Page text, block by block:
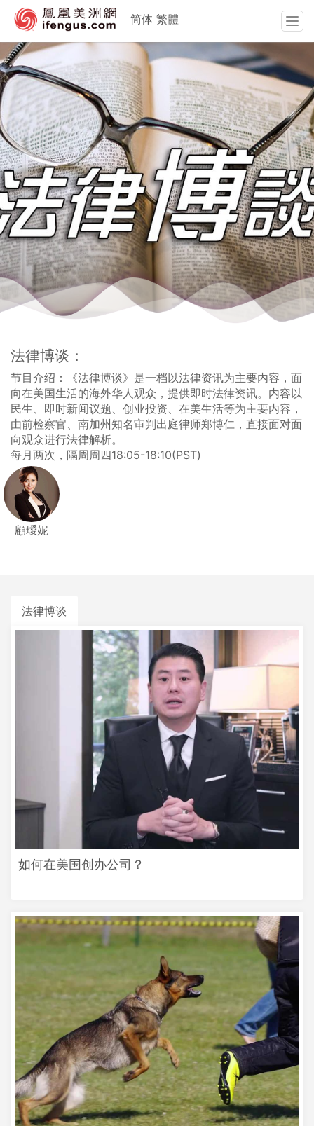
法律博谈：
节目介绍：《法律博谈》是一档以法律资讯为主要内容，面
向在美国生活的海外华人观众，提供即时法律资讯。内容以
民生、即时新闻议题、创业投资、在美生活等为主要内容，
由前检察官、南加州知名审判出庭律师郑博仁，直接面对面
向观众进行法律解析。
每月两次，隔周周四18:05-18:10(PST)
顧璦妮
法律博谈
如何在美国创办公司？
简体 繁體
T
o
g
l
e
n
a
v
i
g
a
t
i
o
n